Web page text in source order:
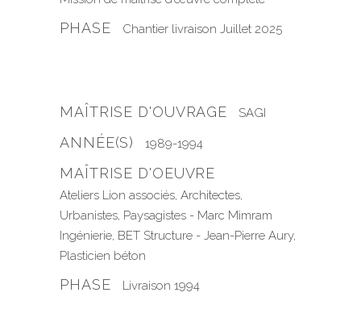
PHASE Chantier livraison Juillet 2025
MAÎTRISE D'OUVRAGE SAGI
ANNÉE(S) 1989-1994
MAÎTRISE D'OEUVRE
Ateliers Lion associés, Architectes,
Urbanistes, Paysagistes - Marc Mimram
Ingénierie, BET Structure - Jean-Pierre Aury,
Plasticien béton
PHASE Livraison 1994